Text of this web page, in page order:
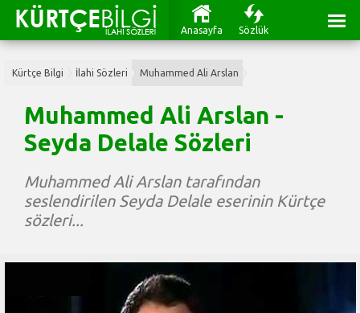
Anasayfa Sözlük
Kürtçe Bilgi İlahi Sözleri Muhammed Ali Arslan
Muhammed Ali Arslan -
Seyda Delale Sözleri
Muhammed Ali Arslan tarafından
seslendirilen Seyda Delale eserinin Kürtçe
sözleri...